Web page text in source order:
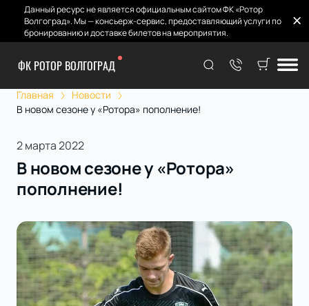
Данный ресурс не является официальным сайтом ФК «Ротор
Волгоград». Мы — консьерж-сервис, предоставляющий услуги по
бронированию и доставке билетов на мероприятия.
ФК РОТОР ВОЛГОГРАД
Главная
Новости
В новом сезоне у «Ротора» пополнение!
2 марта 2022
В новом сезоне у «Ротора»
пополнение!